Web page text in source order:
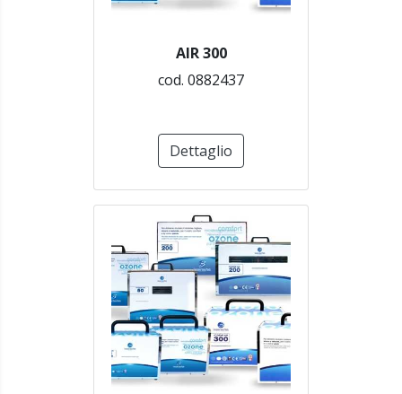
AIR 300
cod. 0882437
Dettaglio